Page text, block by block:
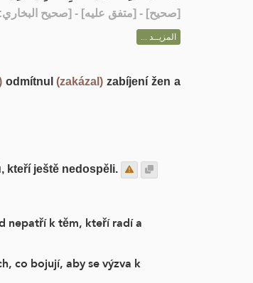
[صحيح] - [متفق عليه] - [صحيح البخاري: 3014]
المزيــد ...
odmítnul(zakázal) zabíjení žen a
kteří ještě nedospěli.
nepatří k těm, kteří radí a
co bojují, aby se výzva k